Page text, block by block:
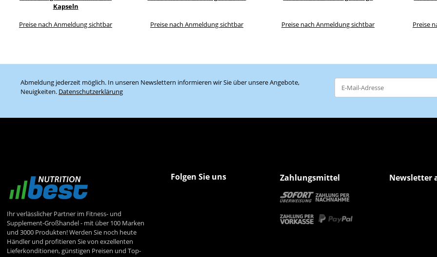
Kapseln
Preise nach Anmeldung sichtbar Preise nach Anmeldung sichtbar Preise nach Anmeldung sichtbar Preise
Abmeldung jederzeit möglich. In unseren Newslettern informieren wir Sie über unsere Angebote,
Neuigkeiten. Datenschutzerklärung
Ihr verlässlicher Partner im Fitness- und
Supplement-Großhandel - mit über 100 Marken
und 3000 Produkten! Werden Sie noch heute
Händler und profitieren Sie von exzellenten
Lieferkonditionen, günstigen Preisen und Top-
Folgen Sie uns Zahlungsmittel Newsletter